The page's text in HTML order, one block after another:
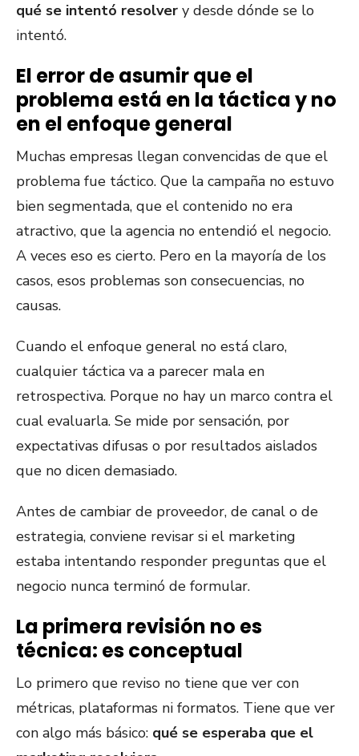
qué se intentó resolver y desde dónde se lo
intentó.
El error de asumir que el
problema está en la táctica y no
en el enfoque general
Muchas empresas llegan convencidas de que el
problema fue táctico. Que la campaña no estuvo
bien segmentada, que el contenido no era
atractivo, que la agencia no entendió el negocio.
A veces eso es cierto. Pero en la mayoría de los
casos, esos problemas son consecuencias, no
causas.
Cuando el enfoque general no está claro,
cualquier táctica va a parecer mala en
retrospectiva. Porque no hay un marco contra el
cual evaluarla. Se mide por sensación, por
expectativas difusas o por resultados aislados
que no dicen demasiado.
Antes de cambiar de proveedor, de canal o de
estrategia, conviene revisar si el marketing
estaba intentando responder preguntas que el
negocio nunca terminó de formular.
La primera revisión no es
técnica: es conceptual
Lo primero que reviso no tiene que ver con
métricas, plataformas ni formatos. Tiene que ver
con algo más básico: qué se esperaba que el